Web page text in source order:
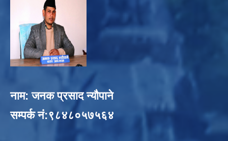
नाम: जनक प्रसाद न्यौपाने
सम्पर्क नं:९८४८०५७५६४